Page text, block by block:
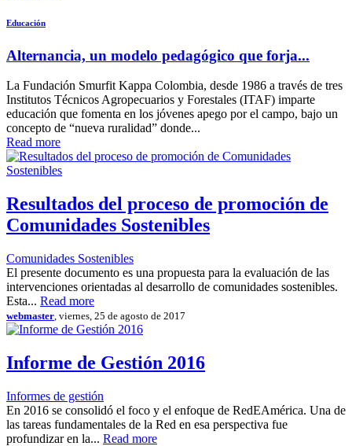
Educación
Alternancia, un modelo pedagógico que forja...
La Fundación Smurfit Kappa Colombia, desde 1986 a través de tres
Institutos Técnicos Agropecuarios y Forestales (ITAF) imparte
educación que fomenta en los jóvenes apego por el campo, bajo un
concepto de “nueva ruralidad” donde...
Read more
Resultados del proceso de promoción de
Comunidades Sostenibles
Comunidades Sostenibles
El presente documento es una propuesta para la evaluación de las
intervenciones orientadas al desarrollo de comunidades sostenibles.
Esta... Read more
webmaster, viernes, 25 de agosto de 2017
Informe de Gestión 2016
Informes de gestión
En 2016 se consolidó el foco y el enfoque de RedEAmérica. Una de
las tareas fundamentales de la Red en esa perspectiva fue
profundizar en la... Read more